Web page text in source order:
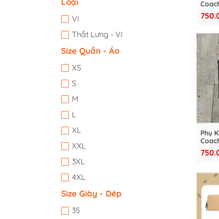
Ví
Thắt Lưng - Ví
Size Quần - Áo
XS
S
M
L
XL
XXL
3XL
4XL
Size Giày - Dép
35
Phụ